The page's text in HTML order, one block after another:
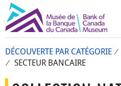
DÉCOUVERTE PAR CATÉGORIE
SECTEUR BANCAIRE